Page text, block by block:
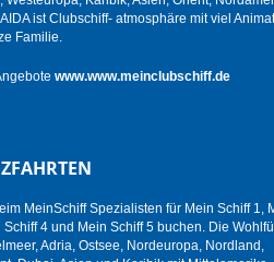
ist Clubschiff- atmosphäre mit viel
Familie.
www.www.meinclubschiff.de
MeinSchiff Spezialisten für Mein Schiff 1,
4 und Mein Schiff 5 buchen. Die
Adria, Ostsee, Nordeuropa, Nordland,